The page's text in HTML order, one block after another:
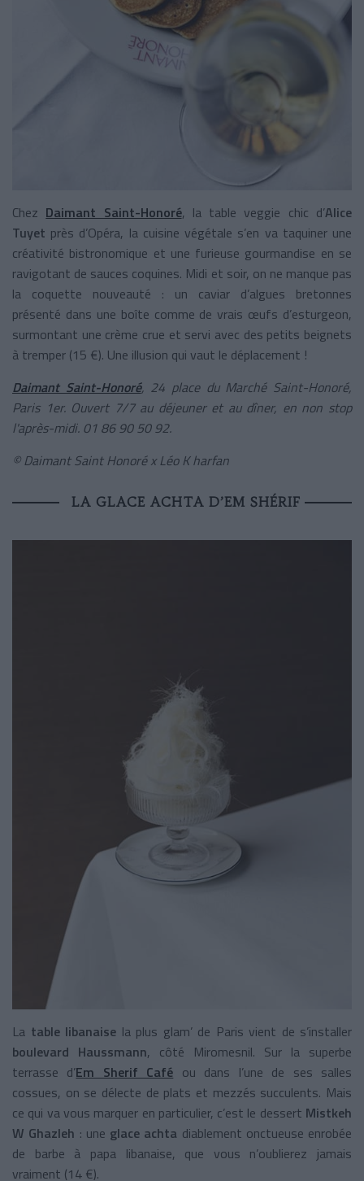
Chez Daimant Saint-Honoré, la table veggie chic d’Alice
Tuyet près d’Opéra, la cuisine végétale s’en va taquiner une
créativité bistronomique et une furieuse gourmandise en se
ravigotant de sauces coquines. Midi et soir, on ne manque pas
la coquette nouveauté : un caviar d’algues bretonnes
présenté dans une boîte comme de vrais œufs d’esturgeon,
surmontant une crème crue et servi avec des petits beignets
à tremper (15 €). Une illusion qui vaut le déplacement !
Daimant Saint-Honoré, 24 place du Marché Saint-Honoré,
Paris 1er. Ouvert 7/7 au déjeuner et au dîner, en non stop
l'après-midi. 01 86 90 50 92.
© Daimant Saint Honoré x Léo K harfan
LA GLACE ACHTA D’EM SHÉRIF
La table libanaise la plus glam’ de Paris vient de s’installer
boulevard Haussmann, côté Miromesnil. Sur la superbe
terrasse d’Em Sherif Café ou dans l’une de ses salles
cossues, on se délecte de plats et mezzés succulents. Mais
ce qui va vous marquer en particulier, c’est le dessert Mistkeh
W Ghazleh : une glace achta diablement onctueuse enrobée
de barbe à papa libanaise, que vous n’oublierez jamais
vraiment (14 €).